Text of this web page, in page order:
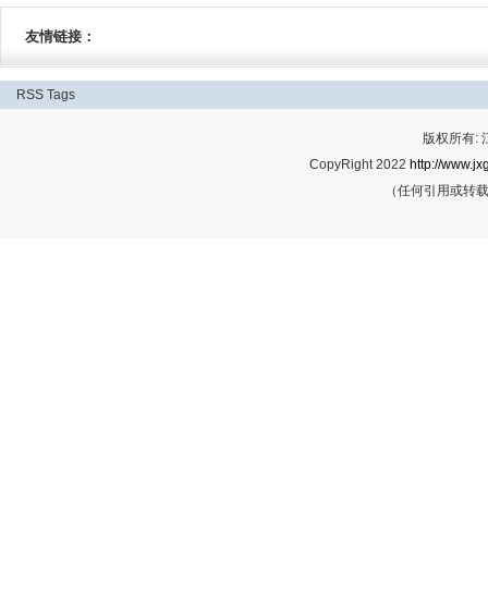
友情链接：
RSS Tags
版权所有:
CopyRight 2022 http://
（任何引用或转